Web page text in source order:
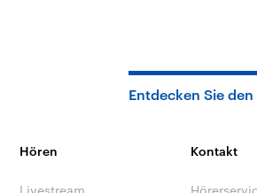
Entdecken Sie
Hören Kontakt